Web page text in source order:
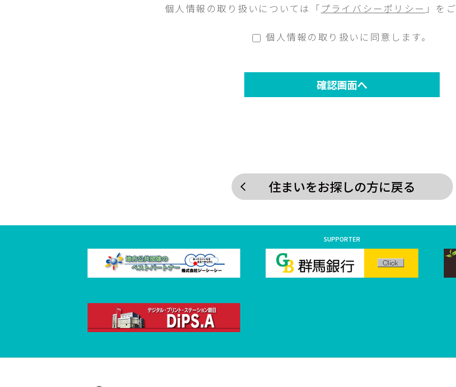
個人情報の取り扱いについては「プライバシーポリシー 」を
個人情報の取り扱いに同意します。
住まいをお探しの方に戻る
SUPPORTER